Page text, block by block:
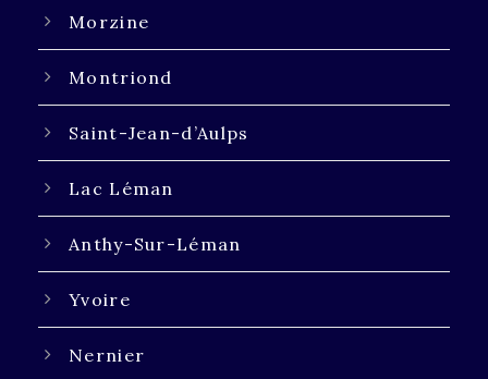
Morzine
Montriond
Saint-Jean-d’Aulps
Lac Léman
Anthy-Sur-Léman
Yvoire
Nernier